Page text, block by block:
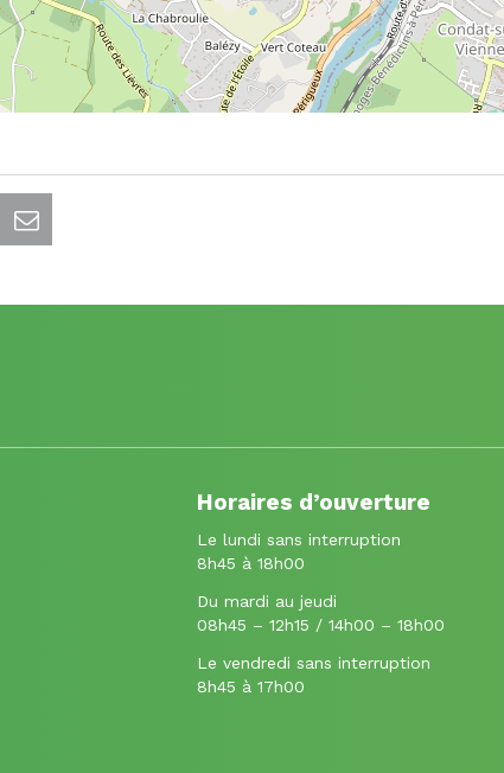
Horaires d’ouverture
Le lundi sans interruption
8h45 à 18h00
Du mardi au jeudi
08h45 – 12h15 / 14h00 – 18h00
Le vendredi sans interruption
8h45 à 17h00